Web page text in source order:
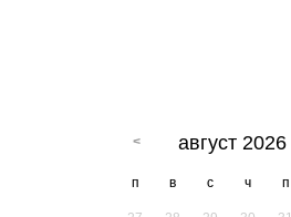
август 2026
п в с ч п